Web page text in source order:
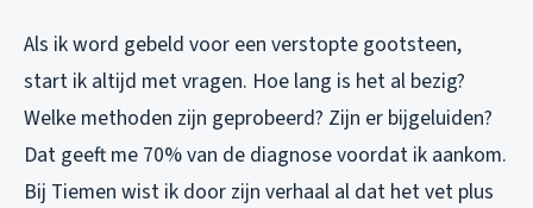
Als ik word gebeld voor een verstopte gootsteen,
start ik altijd met vragen. Hoe lang is het al bezig?
Welke methoden zijn geprobeerd? Zijn er bijgeluiden?
Dat geeft me 70% van de diagnose voordat ik aankom.
Bij Tiemen wist ik door zijn verhaal al dat het vet plus